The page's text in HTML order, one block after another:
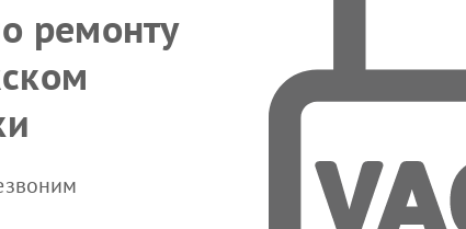
ремонту